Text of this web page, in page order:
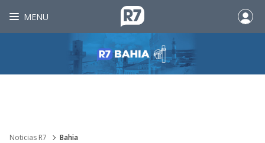
MENU
Noticias R7 Bahia